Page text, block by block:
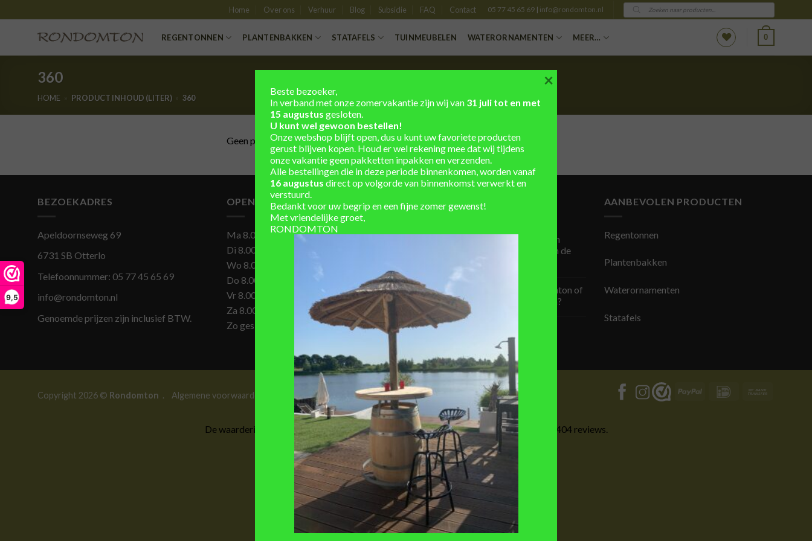
9,5
to
Home Over ons Verhuur Blog Subsidie FAQ Contact 05 77 45 65 69 | info@rondomton.nl
Producten
zoeken
REGENTONNEN PLANTENBAKKEN STATAFELS TUINMEUBELEN WATERORNAMENTEN MEER… 0
360
HOME PRODUCT INHOUD (LITER) 360
Geen producten gevonden die aan je selectie voldoen.
BEZOEKADRES
Apeldoornseweg 69
6731 SB Otterlo
Telefoonnummer: 05 77 45 65 69
info@rondomton.nl
Genoemde prijzen zijn inclusief BTW.
OPENINGSTIJDEN
Ma 8.00-17.00u
Di 8.00-17.00u
Wo 8.00-17.00u
Do 8.00-17.00u
Vr 8.00-17.00u
Za 8.00-14.00u
Zo gesloten
LAATSTE BLOGS
Waarom het opvangen van
regenwater essentieel is in de
Waarom een houten regenton of
kunststof regenton kopen?
AANBEVOLEN PRODUCTEN
Regentonnen
Plantenbakken
Waterornamenten
Statafels
PayPal IDeal
Copyright 2026 © Rondomton . Algemene voorwaarden Klachtenregeling .Privacy beleid.Bezorging & retour
De waardering van rondomton.nl bij WebwinkelKeur Reviewsis 9.5/10 gebaseerd op 404 reviews.
Beste bezoeker,
In verband met onze zomervakantie zijn wij van 31 juli tot en met
15 augustus gesloten.
U kunt wel gewoon bestellen!
Onze webshop blijft open, dus u kunt uw favoriete producten
gerust blijven kopen. Houd er wel rekening mee dat wij tijdens
onze vakantie geen pakketten inpakken en verzenden.
Alle bestellingen die in deze periode binnenkomen, worden vanaf
16 augustus direct op volgorde van binnenkomst verwerkt en
verstuurd.
Bedankt voor uw begrip en een fijne zomer gewenst!
Met vriendelijke groet,
RONDOMTON
×